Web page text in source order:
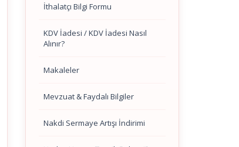
İthalatçı Bilgi Formu
KDV İadesi / KDV İadesi Nasıl
Alınır?
Makaleler
Mevzuat & Faydalı Bilgiler
Nakdi Sermaye Artışı İndirimi